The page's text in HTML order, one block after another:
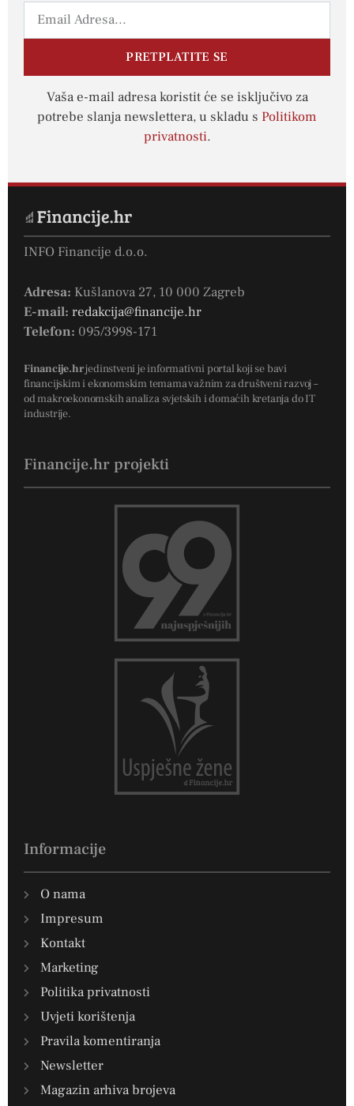
PRETPLATITE SE
Vaša e-mail adresa koristit će se isključivo za
potrebe slanja newslettera, u skladu s Politikom
privatnosti.
INFO Financije d.o.o.
Adresa: Kušlanova 27, 10 000 Zagreb
E-mail: redakcija@financije.hr
Telefon: 095/3998-171
Financije.hrjedinstveni je informativni portal koji se bavi
financijskim i ekonomskim temama važnim za društveni razvoj –
od makroekonomskih analiza svjetskih i domaćih kretanja do IT
industrije.
Financije.hr projekti
Informacije
O nama
Impresum
Kontakt
Marketing
Politika privatnosti
Uvjeti korištenja
Pravila komentiranja
Newsletter
Magazin arhiva brojeva